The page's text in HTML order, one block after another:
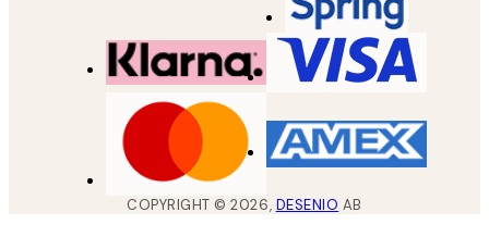
COPYRIGHT ©2026, DESENIO AB